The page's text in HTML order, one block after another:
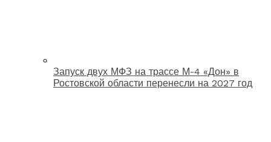
Запуск двух МФЗ на трассе М-4 «Дон» в
Ростовской области перенесли на 2027 год